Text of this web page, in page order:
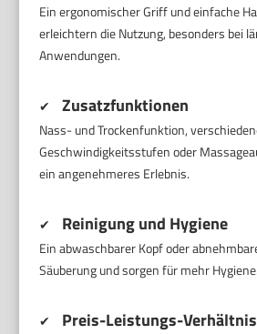
Ein ergonomischer Griff und einfache
erleichtern die Nutzung, besonders bei
Anwendungen.
✔ Zusatzfunktionen
Nass- und Trockenfunktion,
Geschwindigkeitsstufen oder
ein angenehmeres Erlebnis.
✔ Reinigung und Hygiene
Ein abwaschbarer Kopf oder
Säuberung und sorgen für mehr Hygiene.
✔ Preis-Leistungs-Verhältnis